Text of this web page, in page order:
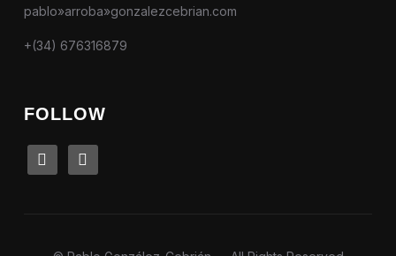
pablo»arroba»gonzalezcebrian.com
+(34) 676316879
FOLLOW
linkedin instagram